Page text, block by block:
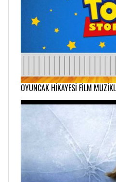
OYUNCAK HİKAYESİ FİLM